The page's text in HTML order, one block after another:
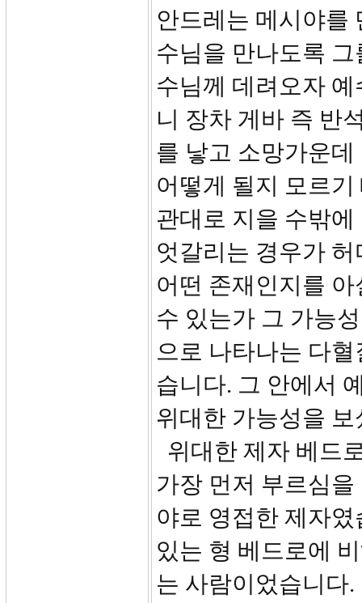
안드레는 메시야를
수님을 만나도록
수님께 데려오자
니 장차 게바 즉 반
를 낳고 소망가운
어떻게 될지 모르
관대로 지을 수밖
엇갈리는 경우가
어떤 존재인지를
수 있는가 그 가능
으로 나타나는 다
습니다. 그 안에서
위대한 가능성을
위대한 제자 베드
가장 먼저 부르심
야로 영접한 제자
있는 형 베드로에
는 사람이었습니다